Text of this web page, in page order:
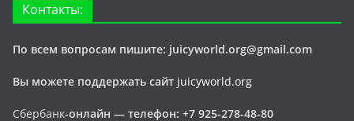
Контакты:
По всем вопросам пишите: juicyworld.org@gmail.com
Вы можете поддержать сайт juicyworld.org
Сбербанк-онлайн — телефон: +7 925-278-48-80